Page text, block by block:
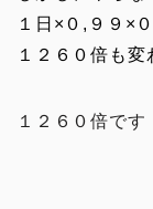
１日×０,９９×
１２６０倍も変
１２６０倍です